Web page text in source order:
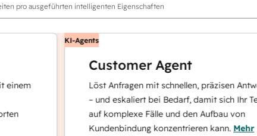
pro ausgeführten intelligenten Eigenschaften
KI-Agents
Customer Agent
Löst Anfragen mit schnellen, präzisen Antworten
– und eskaliert bei Bedarf, damit sich Ihr Team
auf komplexe Fälle und den Aufbau von
Kundenbindung konzentrieren kann.Mehr